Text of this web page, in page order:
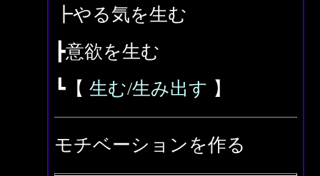
┣やる気を生む
┣意欲を生む
┗【 生む/生み出す 】
モチベーションを作る